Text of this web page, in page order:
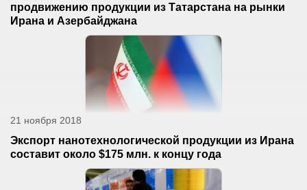
продвижению продукции из Татарстана на рынки
Ирана и Азербайджана
21 ноября 2018
Экспорт нанотехнологической продукции из Ирана
составит около $175 млн. к концу года